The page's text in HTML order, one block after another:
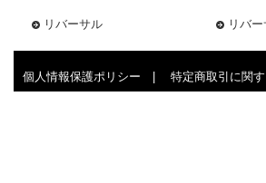
リバーサル リバ
個人情報保護ポリシー 特定商取引に関